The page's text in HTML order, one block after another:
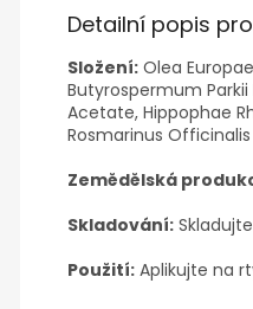
Detailní popis
Složení: Olea
Butyrospermum
Acetate, Hippophae
Rosmarinus
Zemědělská
Skladování:
Použití: Aplikujte na